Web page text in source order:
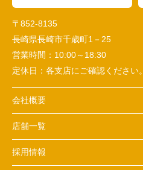
〒852-8135
長崎県長崎市千歳町1－25
営業時間： 10:00～18:30
定休日： 各支店にご確認ください。
会社概要
店舗一覧
採用情報